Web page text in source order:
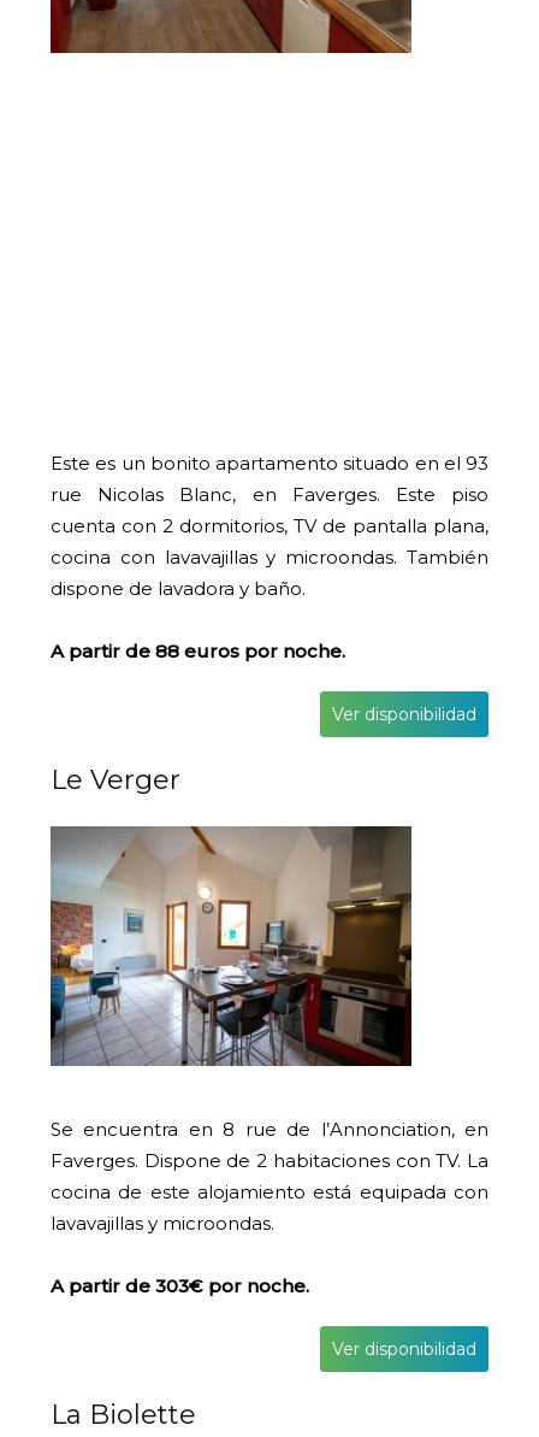
Este es un bonito apartamento situado en el 93
rue Nicolas Blanc, en Faverges. Este piso
cuenta con 2 dormitorios, TV de pantalla plana,
cocina con lavavajillas y microondas. También
dispone de lavadora y baño.
A partir de 88 euros por noche.
Ver disponibilidad
Le Verger
Se encuentra en 8 rue de l’Annonciation, en
Faverges. Dispone de 2 habitaciones con TV. La
cocina de este alojamiento está equipada con
lavavajillas y microondas.
A partir de 303€ por noche.
Ver disponibilidad
La Biolette